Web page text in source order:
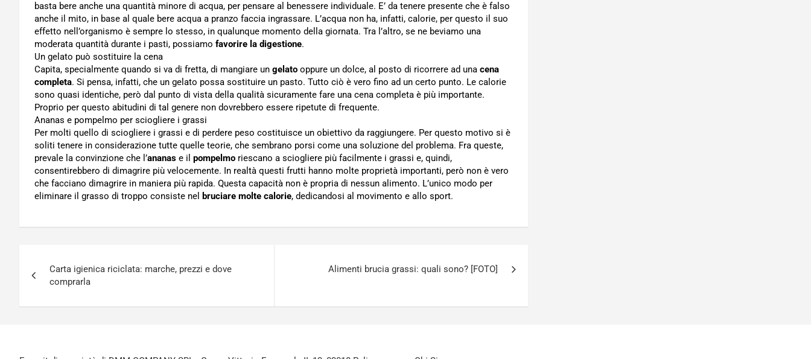
basta bere anche una quantità minore di acqua, per pensare al benessere individuale. E’ da tenere presente che è falso
anche il mito, in base al quale bere acqua a pranzo faccia ingrassare. L’acqua non ha, infatti, calorie, per questo il suo
effetto nell’organismo è sempre lo stesso, in qualunque momento della giornata. Tra l’altro, se ne beviamo una
moderata quantità durante i pasti, possiamo favorire la digestione.
Un gelato può sostituire la cena
Capita, specialmente quando si va di fretta, di mangiare un gelato oppure un dolce, al posto di ricorrere ad una cena
completa. Si pensa, infatti, che un gelato possa sostituire un pasto. Tutto ciò è vero fino ad un certo punto. Le calorie
sono quasi identiche, però dal punto di vista della qualità sicuramente fare una cena completa è più importante.
Proprio per questo abitudini di tal genere non dovrebbero essere ripetute di frequente.
Ananas e pompelmo per sciogliere i grassi
Per molti quello di sciogliere i grassi e di perdere peso costituisce un obiettivo da raggiungere. Per questo motivo si è
soliti tenere in considerazione tutte quelle teorie, che sembrano porsi come una soluzione del problema. Fra queste,
prevale la convinzione che l’ananas e il pompelmo riescano a sciogliere più facilmente i grassi e, quindi,
consentirebbero di dimagrire più velocemente. In realtà questi frutti hanno molte proprietà importanti, però non è vero
che facciano dimagrire in maniera più rapida. Questa capacità non è propria di nessun alimento. L’unico modo per
eliminare il grasso di troppo consiste nel bruciare molte calorie, dedicandosi al movimento e allo sport.
articoli
Carta igienica riciclata: marche, prezzi e dove
comprarla
Alimenti brucia grassi: quali sono? [FOTO]